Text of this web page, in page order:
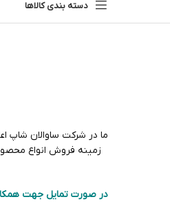
دسته بندی کالاها
ما در شرکت ساوالان شاپ
زمینه فروش انواع
در صورت تمایل جهت